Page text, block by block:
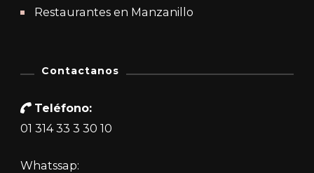
Restaurantes en Manzanillo
Contactanos
Teléfono:
01 314 33 3 30 10
Whatssap: